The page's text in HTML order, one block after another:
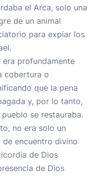
el Arca, solo una
de un animal
para expiar los
profundamente
cobertura o
que la pena
y, por lo tanto,
se restauraba.
no era solo un
encuentro divino
de Dios
de Dios